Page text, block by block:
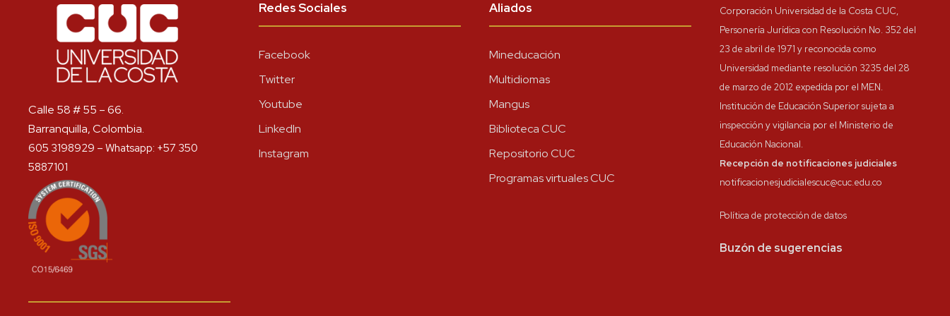
Calle 58 # 55 – 66.
Barranquilla, Colombia.
605 3198929 – Whatsapp: +57 350
5887101
Redes Sociales
Facebook
Twitter
Youtube
LinkedIn
Instagram
Aliados
Mineducación
Multidiomas
Mangus
Biblioteca CUC
Repositorio CUC
Programas virtuales CUC
Corporación Universidad de la Costa CUC,
Personería Jurídica con Resolución No. 352 del
23 de abril de 1971 y reconocida como
Universidad mediante resolución 3235 del 28
de marzo de 2012 expedida por el MEN.
Institución de Educación Superior sujeta a
inspección y vigilancia por el Ministerio de
Educación Nacional.
Recepción de notificaciones judiciales
notificacionesjudicialescuc@cuc.edu.co
Política de protección de datos
Buzón de sugerencias